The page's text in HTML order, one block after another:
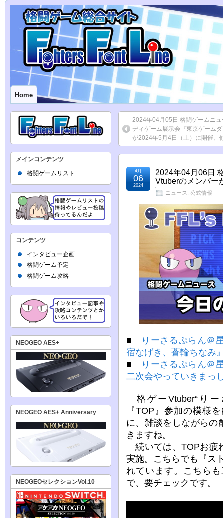
Home
2024年04月05日 格闘ゲームニ
ディゲーム展示会『東京ゲーム
が2024年5月4日（土）に開催、
2024年04月06日
Vtuberのメンバー
ニュース 公式情報
4月
06
2024
■
りーさるぷらん＠
宿なげき、蒼輪ちなみ
■
りーさるぷらん＠
二次会やっていきまっ
格ゲーVtuber“り
『TOP』参加の模様
に、雑談をしながらの
きますね。
続いては、TOPお疲
実施。こちらでも『ス
れています。こちら
で、要チェックです。
メインコンテンツ
格闘ゲームリスト
コンテンツ
インタビュー企画
格闘ゲーム予定
格闘ゲーム攻略
NEOGEO AES+
NEOGEO AES+ Anniversary
NEOGEOセレクションVol.10